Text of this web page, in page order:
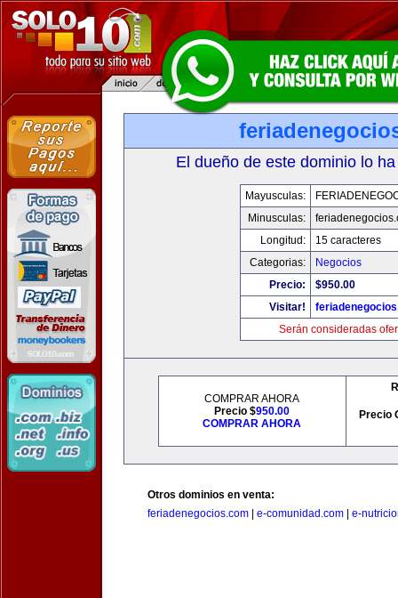
El dueño de este dominio lo
Mayusculas:
Minusculas:
Longitud:
15 caracteres
Categorias:
Negocios
Precio:
$950.00
Visitar!
Serán consideradas
COMPRAR AHORA
Precio $950.00
COMPRAR AHORA
Precio
Otros dominios en venta:
feriadenegocios.com
e-comunidad.com e-